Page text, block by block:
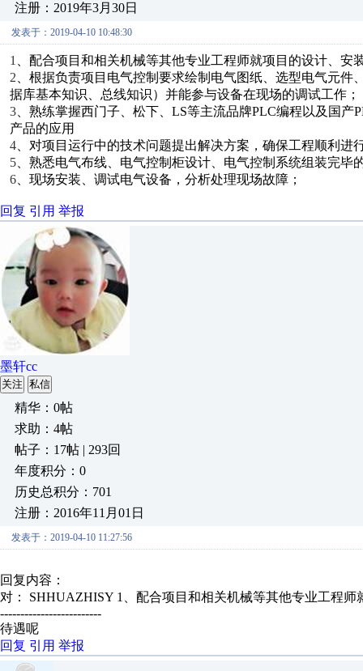
注册：2019年3月30日
发表于：2019-04-10 10:48:30
1
、配合项目和相关机械等其他专业工程师就项目的设计、安
2 、根据负责项目电气控制要求绘制电气图纸、选型电气元
据库基本知识、总线知识）并能参与设备在现场的调试工作；
3 、熟练掌握西门子、松下、LS等主流品牌PLC编程以及国
产品的应用
4 、对项目运行中的技术问题提出解决方案，确保工程顺利进
5 、熟悉电气布线、电气控制柜设计、电气控制系统组装完毕
6 、现场安装、调试电气设备，分析处理现场故障；
回复 引用 举报
墨轩cc
关注 私信
精华：0帖
求助：4帖
帖子：17帖 | 293回
年度积分：0
历史总积分：701
注册：2016年11月01日
发表于：2019-04-10 11:27:56
回复内容：
对： SHHUAZHISY 1、配合项目和相关机械等其他专业工程
-------------------------
待遇呢
回复 引用 举报